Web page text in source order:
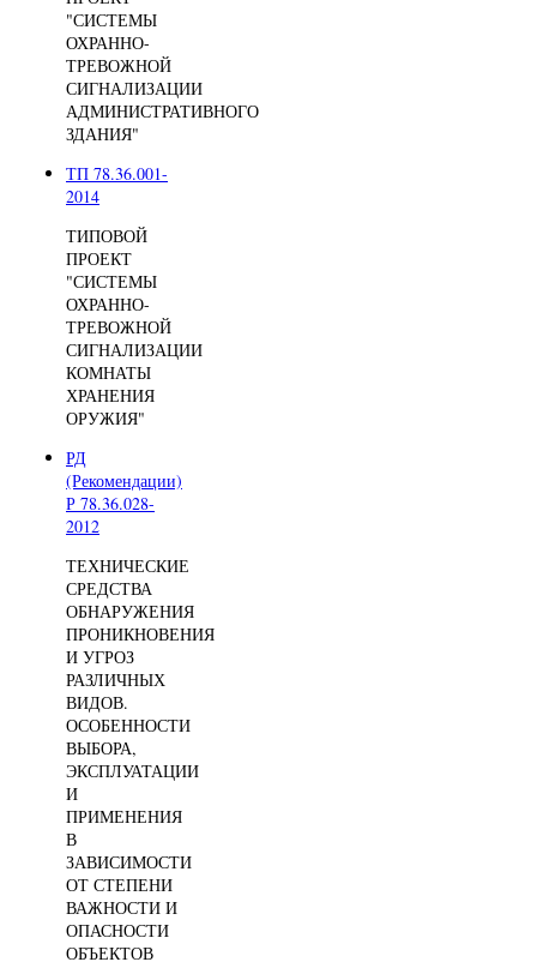
"СИСТЕМЫ
ОХРАННО-
ТРЕВОЖНОЙ
СИГНАЛИЗАЦИИ
АДМИНИСТРАТИВНОГО
ЗДАНИЯ"
ТП 78.36.001-
2014
ТИПОВОЙ
ПРОЕКТ
"СИСТЕМЫ
ОХРАННО-
ТРЕВОЖНОЙ
СИГНАЛИЗАЦИИ
КОМНАТЫ
ХРАНЕНИЯ
ОРУЖИЯ"
РД
(Рекомендации)
Р 78.36.028-
2012
ТЕХНИЧЕСКИЕ
СРЕДСТВА
ОБНАРУЖЕНИЯ
ПРОНИКНОВЕНИЯ
И УГРОЗ
РАЗЛИЧНЫХ
ВИДОВ.
ОСОБЕННОСТИ
ВЫБОРА,
ЭКСПЛУАТАЦИИ
И
ПРИМЕНЕНИЯ
В
ЗАВИСИМОСТИ
ОТ СТЕПЕНИ
ВАЖНОСТИ И
ОПАСНОСТИ
ОБЪЕКТОВ